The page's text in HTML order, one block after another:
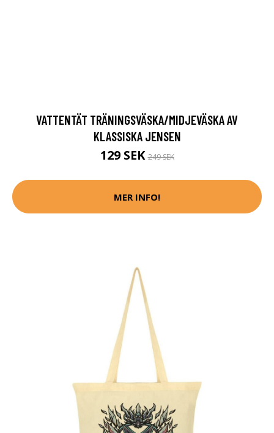
VATTENTÄT TRÄNINGSVÄSKA/MIDJEVÄSKA AV
KLASSISKA JENSEN
129 SEK249 SEK
MER INFO!